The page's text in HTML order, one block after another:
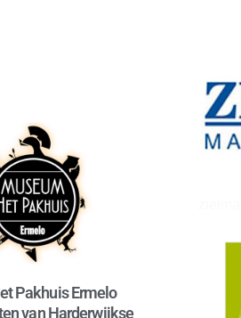
Pakhuis Ermelo
van Harderwijkse